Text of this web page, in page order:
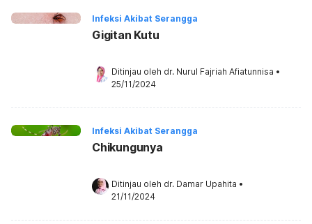
Infeksi Akibat Serangga
Gigitan Kutu
Ditinjau oleh dr. Nurul Fajriah Afiatunnisa •
25/11/2024
Infeksi Akibat Serangga
Chikungunya
Ditinjau oleh dr. Damar Upahita •
21/11/2024